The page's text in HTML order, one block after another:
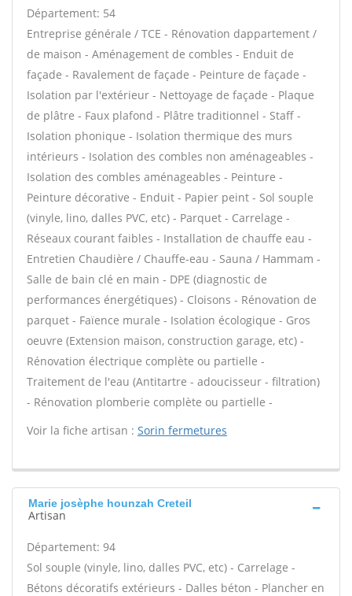
Département: 54
Entreprise générale / TCE - Rénovation dappartement /
de maison - Aménagement de combles - Enduit de
façade - Ravalement de façade - Peinture de façade -
Isolation par l'extérieur - Nettoyage de façade - Plaque
de plâtre - Faux plafond - Plâtre traditionnel - Staff -
Isolation phonique - Isolation thermique des murs
intérieurs - Isolation des combles non aménageables -
Isolation des combles aménageables - Peinture -
Peinture décorative - Enduit - Papier peint - Sol souple
(vinyle, lino, dalles PVC, etc) - Parquet - Carrelage -
Réseaux courant faibles - Installation de chauffe eau -
Entretien Chaudière / Chauffe-eau - Sauna / Hammam -
Salle de bain clé en main - DPE (diagnostic de
performances énergétiques) - Cloisons - Rénovation de
parquet - Faïence murale - Isolation écologique - Gros
oeuvre (Extension maison, construction garage, etc) -
Rénovation électrique complète ou partielle -
Traitement de l'eau (Antitartre - adoucisseur - filtration)
- Rénovation plomberie complète ou partielle -
Voir la fiche artisan : Sorin fermetures
Marie josèphe hounzah Creteil
Artisan
Département: 94
Sol souple (vinyle, lino, dalles PVC, etc) - Carrelage -
Bétons décoratifs extérieurs - Dalles béton - Plancher en